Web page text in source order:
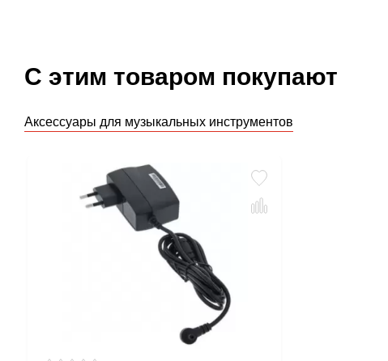
С этим товаром покупают
Аксессуары для музыкальных инструментов